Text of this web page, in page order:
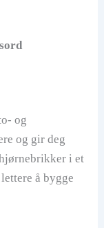
og
og gir deg
i et
å bygge